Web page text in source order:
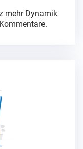
mehr Dynamik